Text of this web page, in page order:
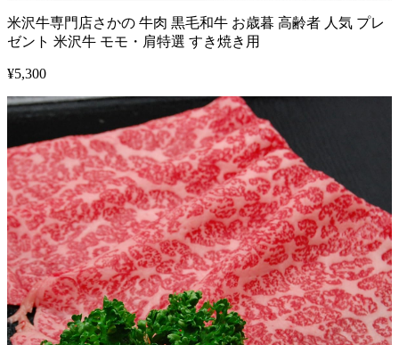
米沢牛専門店さかの 牛肉 黒毛和牛 お歳暮 高齢者 人気 プレ
ゼント 米沢牛 モモ・肩特選 すき焼き用
¥5,300